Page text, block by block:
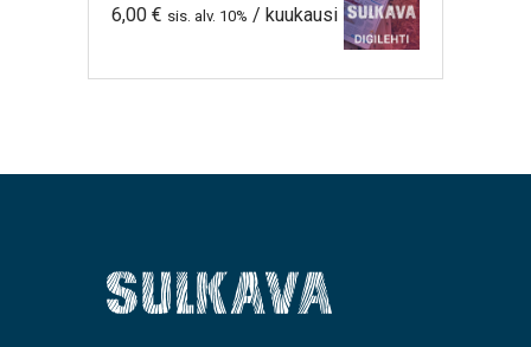
6,00 € sis. alv. 10% / kuukausi